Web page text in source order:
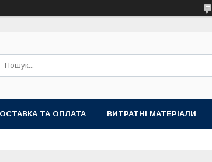
ТА ОПЛАТА ВИТРАТНІ МАТЕРІАЛИ